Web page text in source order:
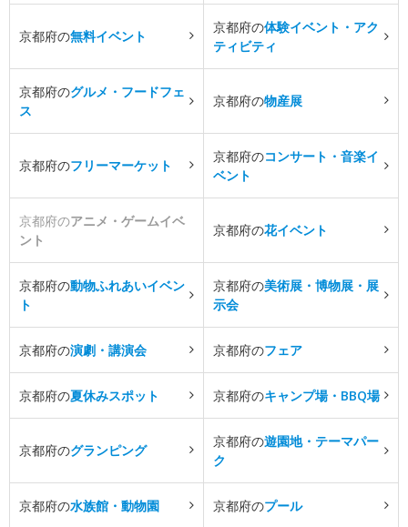
京都府の無料イベント
京都府の体験イベント・アク
ティビティ
京都府のグルメ・フードフェ
ス
京都府の物産展
京都府のフリーマーケット
京都府のコンサート・音楽イ
ベント
京都府のアニメ・ゲームイベ
ント
京都府の花イベント
京都府の動物ふれあいイベン
ト
京都府の美術展・博物展・展
示会
京都府の演劇・講演会 京都府のフェア
京都府の夏休みスポット 京都府のキャンプ場・BBQ場
京都府のグランピング
京都府の遊園地・テーマパー
ク
京都府の水族館・動物園 京都府のプール